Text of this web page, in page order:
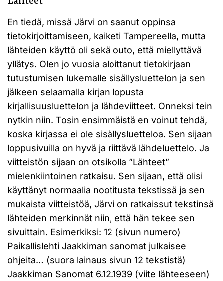
En tiedä, missä Järvi on saanut oppinsa
tietokirjoittamiseen, kaiketi Tampereella, mutta
lähteiden käyttö oli sekä outo, että miellyttävä
yllätys. Olen jo vuosia aloittanut tietokirjaan
tutustumisen lukemalle sisällysluettelon ja sen
jälkeen selaamalla kirjan lopusta
kirjallisuusluettelon ja lähdeviitteet. Onneksi tein
nytkin niin. Tosin ensimmäistä en voinut tehdä,
koska kirjassa ei ole sisällysluetteloa. Sen sijaan
loppusivuilla on hyvä ja riittävä lähdeluettelo. Ja
viitteistön sijaan on otsikolla ”Lähteet”
mielenkiintoinen ratkaisu. Sen sijaan, että olisi
käyttänyt normaalia nootitusta tekstissä ja sen
mukaista viitteistöä, Järvi on ratkaissut tekstinsä
lähteiden merkinnät niin, että hän tekee sen
sivuittain. Esimerkiksi: 12 (sivun numero)
Paikallislehti Jaakkiman sanomat julkaisee
ohjeita… (suora lainaus sivun 12 tekstistä)
Jaakkiman Sanomat 6.12.1939 (viite lähteeseen)